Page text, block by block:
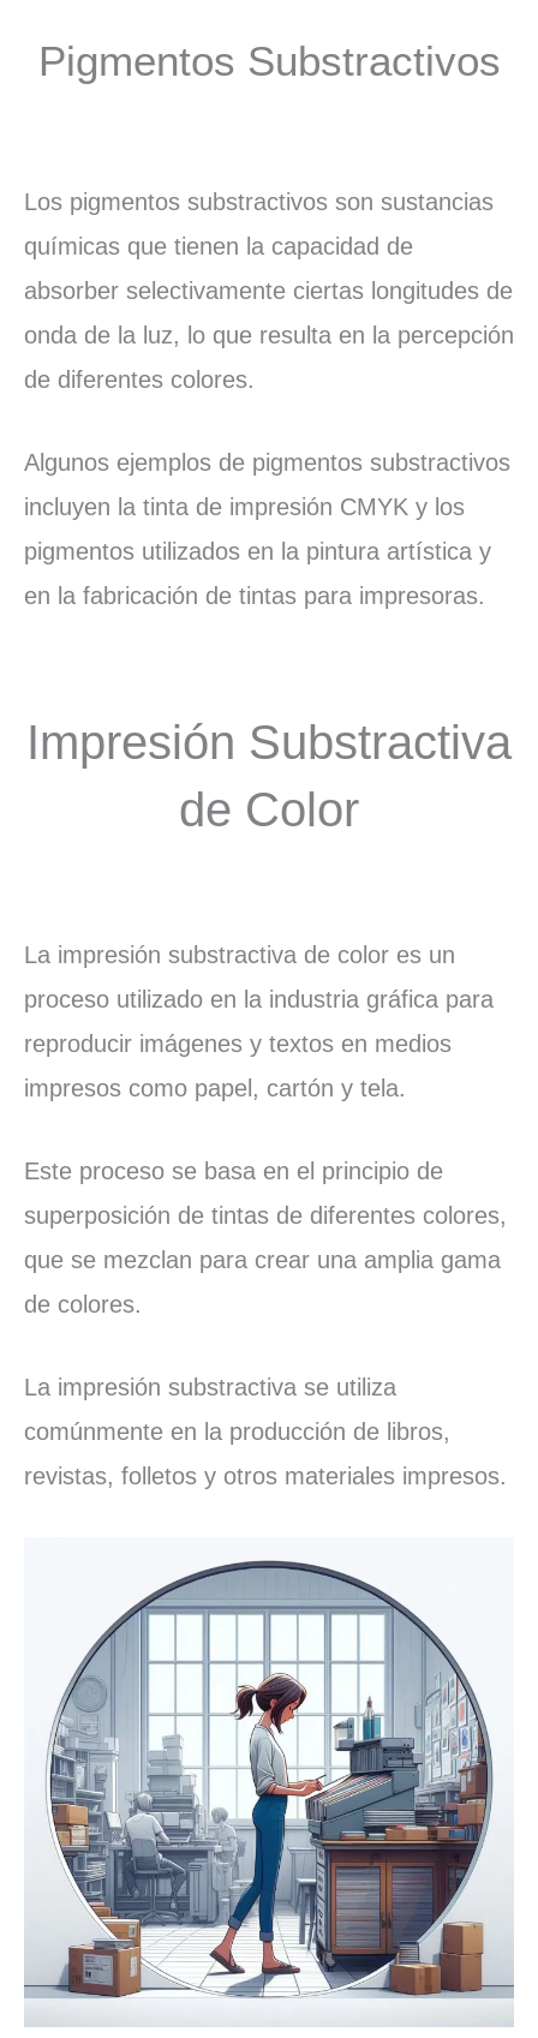
Pigmentos Substractivos
Los pigmentos substractivos son sustancias
químicas que tienen la capacidad de
absorber selectivamente ciertas longitudes de
onda de la luz, lo que resulta en la percepción
de diferentes colores.
Algunos ejemplos de pigmentos substractivos
incluyen la tinta de impresión CMYK y los
pigmentos utilizados en la pintura artística y
en la fabricación de tintas para impresoras.
Impresión Substractiva
de Color
La impresión substractiva de color es un
proceso utilizado en la industria gráfica para
reproducir imágenes y textos en medios
impresos como papel, cartón y tela.
Este proceso se basa en el principio de
superposición de tintas de diferentes colores,
que se mezclan para crear una amplia gama
de colores.
La impresión substractiva se utiliza
comúnmente en la producción de libros,
revistas, folletos y otros materiales impresos.